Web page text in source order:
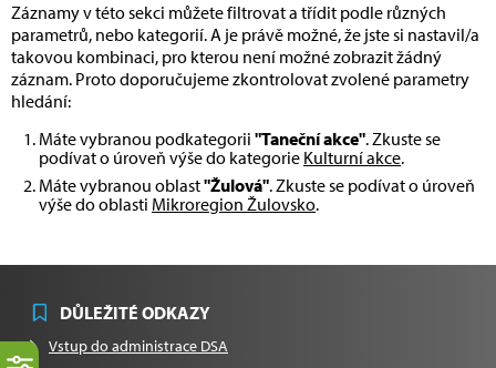
Záznamy v této sekci můžete filtrovat a třídit podle různých
parametrů, nebo kategorií. A je právě možné, že jste si nastavil/a
takovou kombinaci, pro kterou není možné zobrazit žádný
záznam. Proto doporučujeme zkontrolovat zvolené parametry
hledání:
Máte vybranou podkategorii "Taneční akce". Zkuste se
podívat o úroveň výše do kategorie Kulturní akce.
Máte vybranou oblast"Žulová". Zkuste se podívat o úroveň
výše do oblasti Mikroregion Žulovsko.
DŮLEŽITÉ ODKAZY
Vstup do administrace DSA